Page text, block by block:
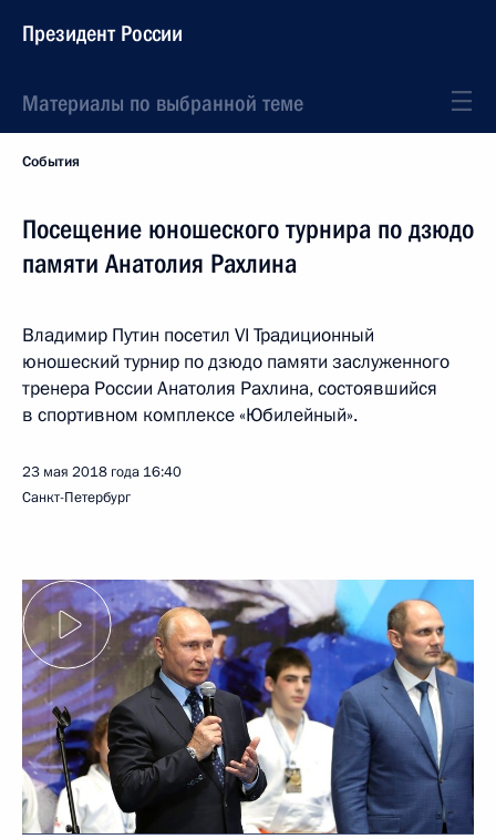
Президент России
Материалы по выбранной теме
События
Посещение юношеского турнира по дзюдо
памяти Анатолия Рахлина
Владимир Путин посетил VI Традиционный
юношеский турнир по дзюдо памяти заслуженного
тренера России Анатолия Рахлина, состоявшийся
в спортивном комплексе «Юбилейный».
23 мая 2018 года 16:40
Санкт-Петербург